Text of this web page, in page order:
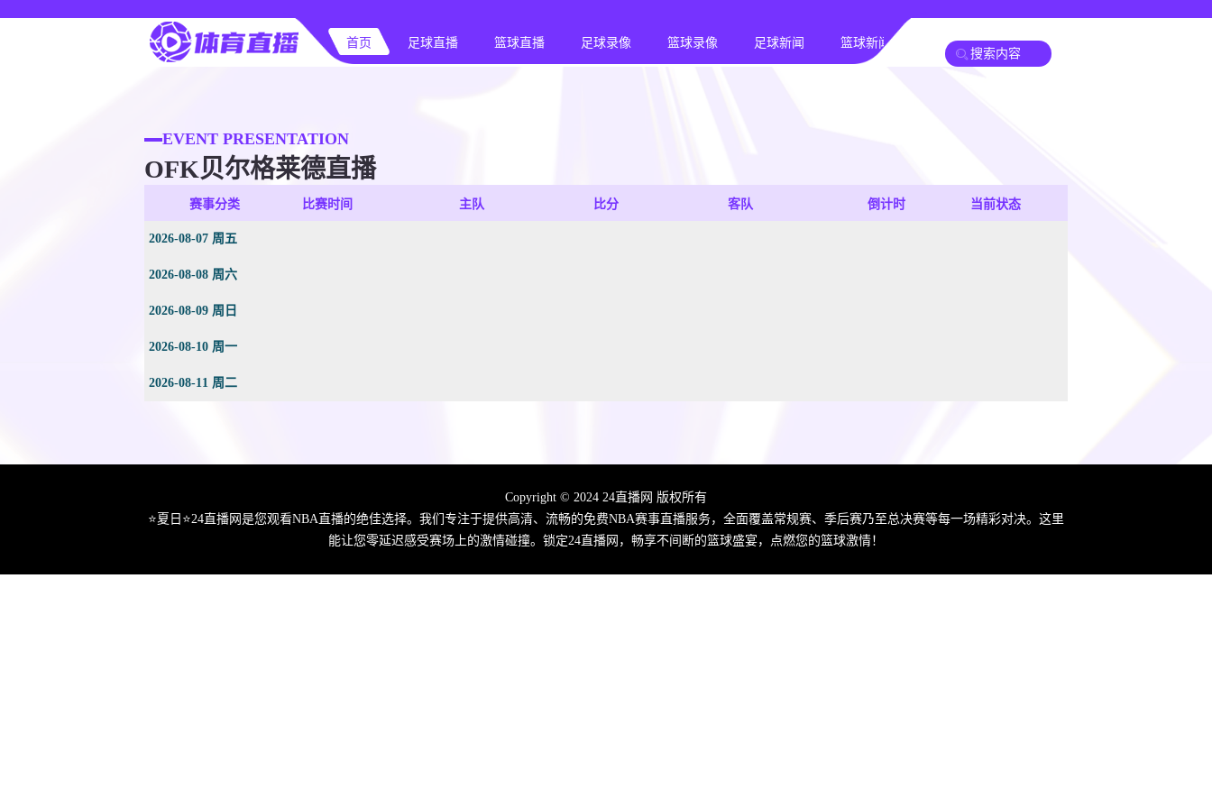
首页 足球直播 篮球直播 足球录像 篮球录像 足球新闻 篮球新闻
EVENT PRESENTATION
OFK贝尔格莱德直播
赛事分类 比赛时间 主队 比分 客队 倒计时 当前状态
2026-08-07 周五
2026-08-08 周六
2026-08-09 周日
2026-08-10 周一
2026-08-11 周二
Copyright © 2024 24直播网 版权所有
⭐️夏日⭐24直播网是您观看NBA直播的绝佳选择。我们专注于提供高清、流畅的免费NBA赛事直播服务，全面覆盖常规赛、季后赛乃至总决赛等每一场精彩对决。这里
能让您零延迟感受赛场上的激情碰撞。锁定24直播网，畅享不间断的篮球盛宴，点燃您的篮球激情！